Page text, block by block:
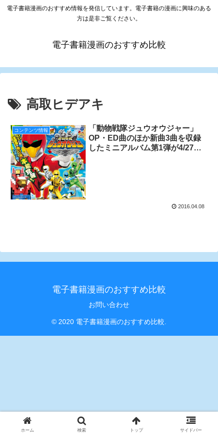
電子書籍漫画のおすすめ情報を発信しています。電子書籍の漫画に興味のある
方は是非ご覧ください。
電子書籍漫画のおすすめ比較
高取ヒデアキ
コンテンツ情報
「動物戦隊ジュウオウジャー」
OP・ED曲のほか新曲3曲を収録
したミニアルバム第1弾が4/27に
2016.04.08
電子書籍漫画のおすすめ比較
お問い合わせ
© 2020 電子書籍漫画のおすすめ比較.
ホーム 検索 トップ サイドバー